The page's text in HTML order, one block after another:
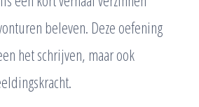
beleven. Deze oefening
het schrijven, maar ook